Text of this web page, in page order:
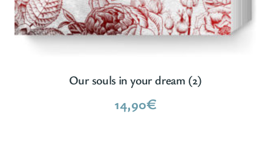
Our souls in your dream (2)
14,90€